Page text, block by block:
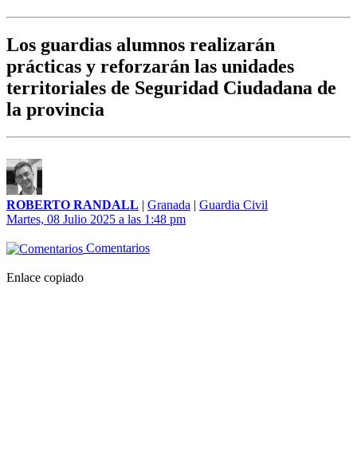
Los guardias alumnos realizarán
prácticas y reforzarán las unidades
territoriales de Seguridad Ciudadana de
la provincia
ROBERTO RANDALL | Granada | Guardia Civil
Martes, 08 Julio 2025 a las 1:48 pm
Comentarios
Enlace copiado